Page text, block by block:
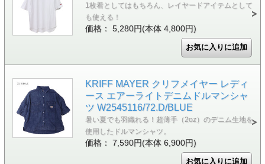
1枚着としてはもちろん、レイヤードアイテムとして
も使える！
価格： 5,280円(本体 4,800円)
KRIFF MAYER クリフメイヤー レディ
ース エアーライトデニムドルマンシャ
ツ W2545116/72.D/BLUE
暑い夏でも羽織れる！超薄手（2oz）のデニム生地を
使用したドルマンシャツ。
価格： 7,590円(本体 6,900円)